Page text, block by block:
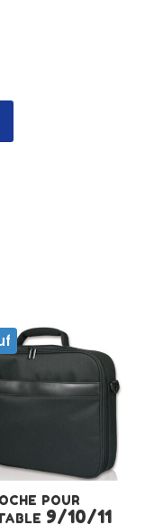
pour
9/10/11